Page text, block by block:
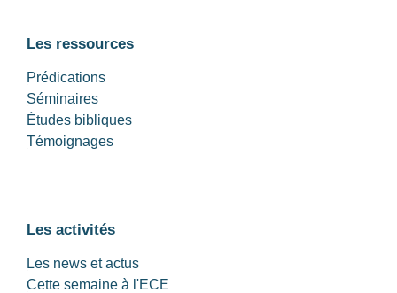
Les ressources
Prédications
Séminaires
Études bibliques
Témoignages
Les activités
Les news et actus
Cette semaine à l'ECE